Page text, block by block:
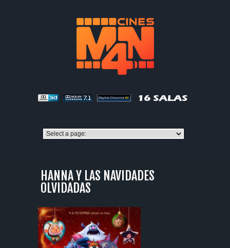
HANNA Y LAS NAVIDADES
OLVIDADAS